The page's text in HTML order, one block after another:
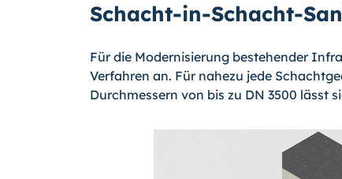
Schacht-in-Schacht-
Für die Modernisierung bestehender
Verfahren an. Für nahezu jede
Durchmessern von bis zu DN 3500 lässt